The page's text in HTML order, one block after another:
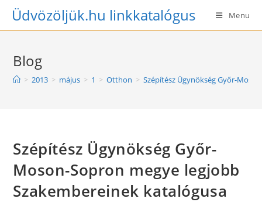
SkipÜdvözöljük.hu linkkatalógus Menu
Blog
> 2013 > május > 1 > Otthon > Szépítész Ügynökség Győr-
Szépítész Ügynökség Győr-
Moson-Sopron megye legjobb
Szakembereinek katalógusa